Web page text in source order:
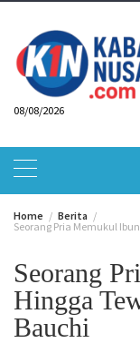
content
08/08/2026
Home
Berita
Seorang Pria Memukul
Seorang
Hingga
Bauchi